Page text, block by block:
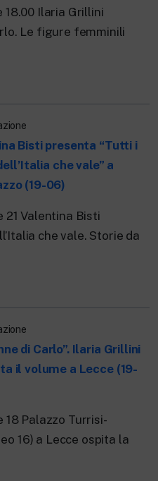
18.00 Ilaria Grillini
Le figure femminili
Bisti presenta “Tutti i
che vale” a
(19-06)
21 Valentina Bisti
che vale. Storie da
di Carlo”. Ilaria Grillini
il volume a Lecce (19-
18 Palazzo Turrisi-
16) a Lecce ospita la